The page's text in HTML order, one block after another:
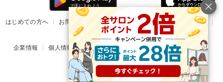
はじめての方へ お問い合わせ ヘルプ リリース情報
利用規約
掲載ご希望のサロン様
企業情報 個人情報保護方針 楽天のサービス一覧 アプリ一覧
© Rakuten Group, Inc.